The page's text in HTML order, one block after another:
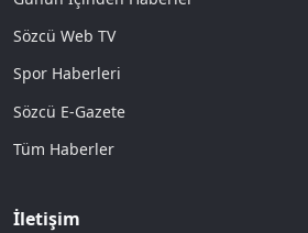
Sözcü Web TV
Spor Haberleri
Sözcü E-Gazete
Tüm Haberler
İletişim